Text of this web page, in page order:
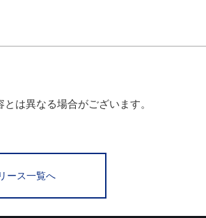
は異なる場合がございます。
ース一覧へ